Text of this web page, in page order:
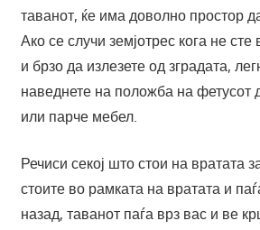
таванот, ќе има доволно простор
Ако се случи земјотрес кога не
и брзо да излезете од зградата,
наведнете на положба на фетусот
или парче мебел.
Речиси секој што стои на вратата
стоите во рамката на вратата и
назад, таванот паѓа врз вас и ве